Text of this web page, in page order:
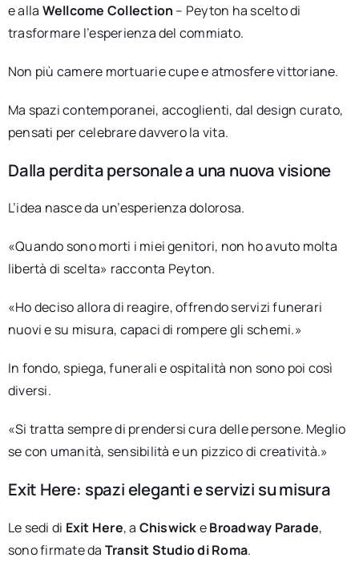
e alla Wellcome Collection – Peyton ha scelto di
trasformare l’esperienza del commiato.
Non più camere mortuarie cupe e atmosfere vittoriane.
Ma spazi contemporanei, accoglienti, dal design curato,
pensati per celebrare davvero la vita.
Dalla perdita personale a una nuova visione
L’idea nasce da un’esperienza dolorosa.
«Quando sono morti i miei genitori, non ho avuto molta
libertà di scelta» racconta Peyton.
«Ho deciso allora di reagire, offrendo servizi funerari
nuovi e su misura, capaci di rompere gli schemi.»
In fondo, spiega, funerali e ospitalità non sono poi così
diversi.
«Si tratta sempre di prendersi cura delle persone. Meglio
se con umanità, sensibilità e un pizzico di creatività.»
Exit Here: spazi eleganti e servizi su misura
Le sedi di Exit Here, a ChiswickeBroadway Parade,
sono firmate da Transit Studio di Roma.